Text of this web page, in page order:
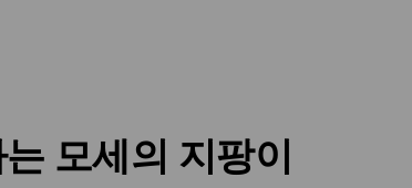
모세의 지팡이